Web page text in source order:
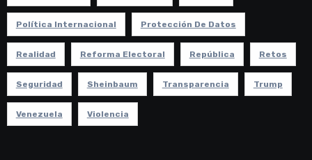
Política Internacional Protección De Datos
Realidad Reforma Electoral República Retos
Seguridad Sheinbaum Transparencia Trump
Venezuela Violencia